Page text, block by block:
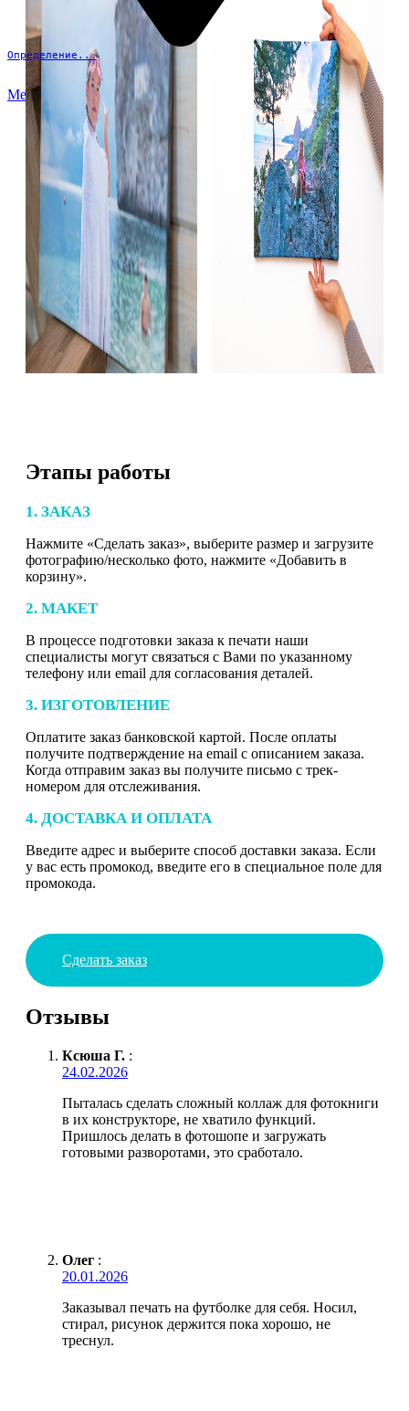
Определение...
Меню
Этапы работы
1. ЗАКАЗ
Нажмите «Сделать заказ», выберите размер и загрузите
фотографию/несколько фото, нажмите «Добавить в
корзину».
2. МАКЕТ
В процессе подготовки заказа к печати наши
специалисты могут связаться с Вами по указанному
телефону или email для согласования деталей.
3. ИЗГОТОВЛЕНИЕ
Оплатите заказ банковской картой. После оплаты
получите подтверждение на email с описанием заказа.
Когда отправим заказ вы получите письмо с трек-
номером для отслеживания.
4. ДОСТАВКА И ОПЛАТА
Введите адрес и выберите способ доставки заказа. Если
у вас есть промокод, введите его в специальное поле для
промокода.
Сделать заказ
Отзывы
Ксюша Г. :
24.02.2026
Пыталась сделать сложный коллаж для фотокниги
в их конструкторе, не хватило функций.
Пришлось делать в фотошопе и загружать
готовыми разворотами, это сработало.
Олег :
20.01.2026
Заказывал печать на футболке для себя. Носил,
стирал, рисунок держится пока хорошо, не
треснул.